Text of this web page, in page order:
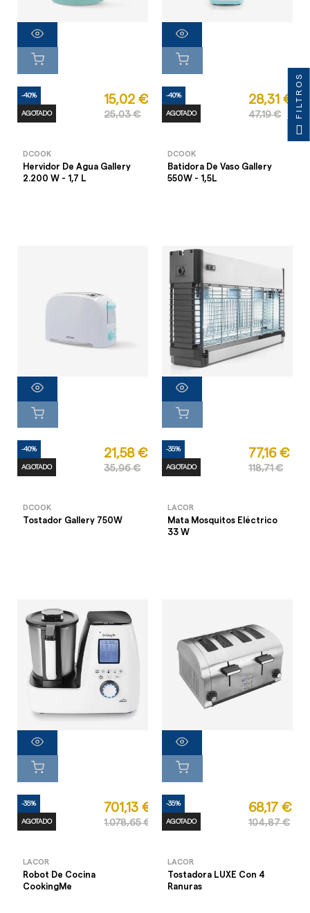
-40%
AGOTADO
15,02 €
25,03 €
DCOOK
Hervidor De Agua Gallery
2.200 W - 1,7 L
-40%
AGOTADO
28,31 €
47,19 €
DCOOK
Batidora De Vaso Gallery
550W - 1,5L
-40%
AGOTADO
21,58 €
35,96 €
DCOOK
Tostador Gallery 750W
-35%
AGOTADO
77,16 €
118,71 €
LACOR
Mata Mosquitos Eléctrico
33 W
-35%
AGOTADO
701,13 €
1.078,65 €
LACOR
Robot De Cocina
CookingMe
-35%
AGOTADO
68,17 €
104,87 €
LACOR
Tostadora LUXE Con 4
Ranuras
FILTROS